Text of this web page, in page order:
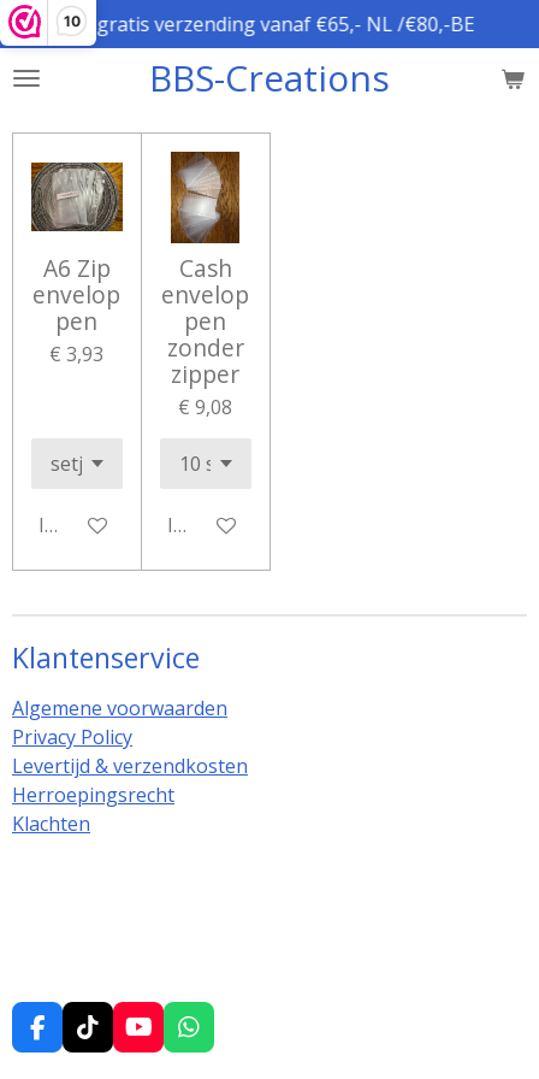
10
Ga
direct
naar
hoofdinhoud
BBS-Creations
gratis verzending vanaf €65,- NL /€80,-BE
A6 Zip
envelop
pen
€ 3,93
In winkelwagen
Cash
envelop
pen
zonder
zipper
€ 9,08
In winkelwagen
Klantenservice
Algemene voorwaarden
Privacy Policy
Levertijd & verzendkosten
Herroepingsrecht
Klachten
F
a
T
i
Y
o
W
h